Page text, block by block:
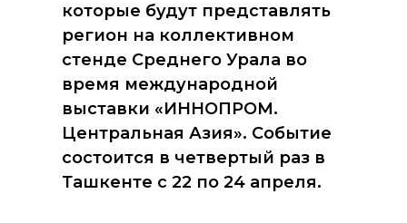
которые будут представлять
регион на коллективном
стенде Среднего Урала во
время международной
выставки «ИННОПРОМ.
Центральная Азия». Событие
состоится в четвертый раз в
Ташкенте с 22 по 24 апреля.